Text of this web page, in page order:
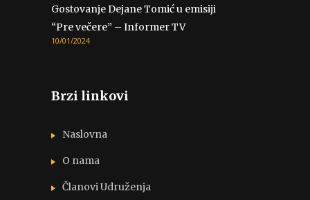
Gostovanje Dejane Tomić u emisiji
“Pre večere” – Informer TV
10/01/2024
Brzi linkovi
Naslovna
O nama
Članovi Udruženja